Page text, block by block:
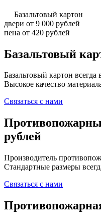
Базальтовый картон
двери от 9 000 рублей
пена от 420 рублей
Базальтовый
Базальтовый картон
Высокое качество
Связаться с нами
рублей
Производитель
Стандартные размеры
Связаться с нами